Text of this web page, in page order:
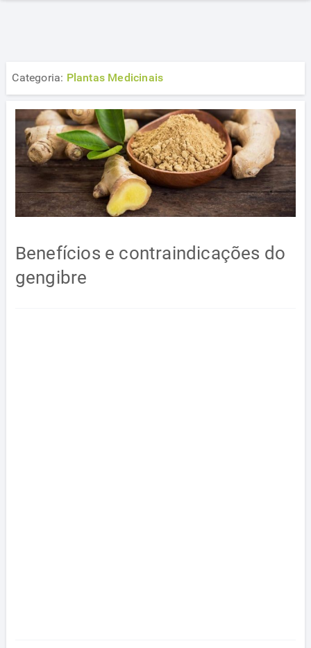
Categoria: Plantas Medicinais
Benefícios e contraindicações do
gengibre